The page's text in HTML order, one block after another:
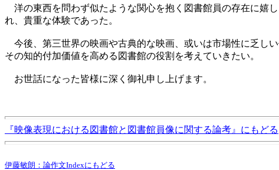
洋の東西を問わず似たような関心を抱く図書館員の存在に嬉
れ、貴重な体験であった。
今後、第三世界の映画や古典的な映画、或いは市場性に乏し
その知的付加価値を高める図書館の役割を考えていきたい。
お世話になった皆様に深く御礼申し上げます。
『映像表現における図書館と図書館員像に関する論考』にもどる
伊藤敏朗：論作文Indexにもどる